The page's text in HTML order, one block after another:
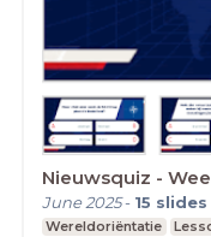
Nieuwsquiz -
June 2025- 15 slides
Wereldoriëntatie